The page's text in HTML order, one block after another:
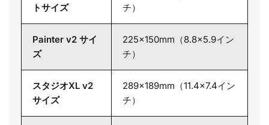
トサイズ
チ）
Painter v2 サイ
ズ
225×150mm（8.8×5.9イン
チ）
スタジオXL v2
サイズ
289×189mm（11.4×7.4イン
チ）